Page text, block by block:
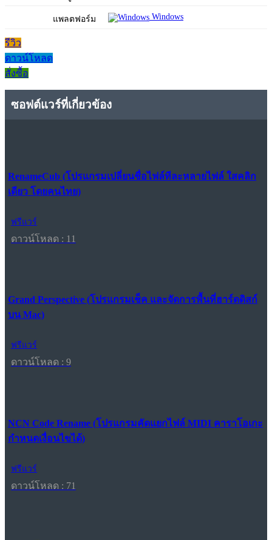
แพลตฟอร์ม Windows
รีวิว
ดาวน์โหลด
สั่งซื้อ
ซอฟต์แวร์ที่เกี่ยวข้อง
RenameCub (โปรแกรมเปลี่ยนชื่อไฟล์ทีละหลายไฟล์ ใสคลิก
เดียว โดยคนไทย)
ฟรีแวร์
ดาวน์โหลด : 11
Grand Perspective (โปรแกรมเช็ค และจัดการพื้นที่ฮาร์ดดิสก์
บน Mac)
ฟรีแวร์
ดาวน์โหลด : 9
NCN Code Rename (โปรแกรมคัดแยกไฟล์ MIDI คาราโอเกะ
กำหนดเงื่อนไขได้)
ฟรีแวร์
ดาวน์โหลด : 71